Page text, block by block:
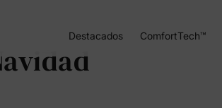
Destacados ComfortTech™